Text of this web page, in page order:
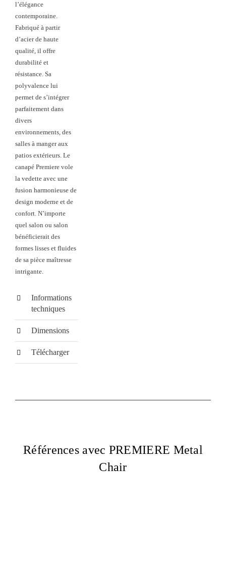
l’élégance
contemporaine.
Fabriqué à partir
d’acier de haute
qualité, il offre
durabilité et
résistance. Sa
polyvalence lui
permet de s’intégrer
parfaitement dans
divers
environnements, des
salles à manger aux
patios extérieurs. Le
canapé Premiere vole
la vedette avec une
fusion harmonieuse de
design moderne et de
confort. N’importe
quel salon ou salon
bénéficierait des
formes lisses et fluides
de sa pièce maîtresse
intrigante.
Informations
techniques
Dimensions
Télécharger
Références avec PREMIERE Metal
Chair